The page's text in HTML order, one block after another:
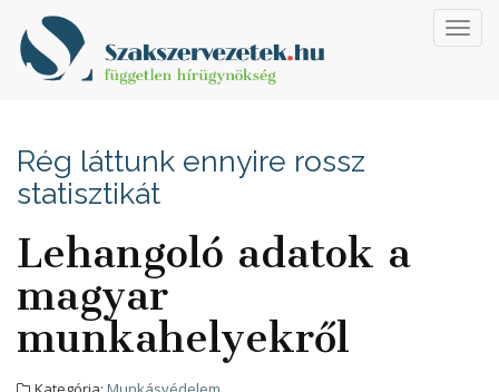
Rég láttunk ennyire rossz
statisztikát
Lehangoló adatok a
magyar
munkahelyekről